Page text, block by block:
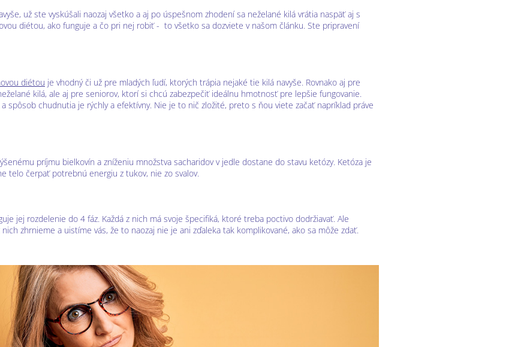
už ste vyskúšali naozaj všetko a aj po úspešnom zhodení sa neželané kilá vrátia naspäť aj s
diétou, ako funguje a čo pri nej robiť - to všetko sa dozviete v našom článku. Ste pripravení
diétou je vhodný či už pre mladých ľudí, ktorých trápia nejaké tie kilá navyše. Rovnako aj pre
kilá, ale aj pre seniorov, ktorí si chcú zabezpečiť ideálnu hmotnosť pre lepšie fungovanie.
spôsob chudnutia je rýchly a efektívny. Nie je to nič zložité, preto s ňou viete začať napríklad práve
príjmu bielkovín a zníženiu množstva sacharidov v jedle dostane do stavu ketózy. Ketóza je
telo čerpať potrebnú energiu z tukov, nie zo svalov.
jej rozdelenie do 4 fáz. Každá z nich má svoje špecifiká, ktoré treba poctivo dodržiavať. Ale
zhrnieme a uistíme vás, že to naozaj nie je ani zďaleka tak komplikované, ako sa môže zdať.